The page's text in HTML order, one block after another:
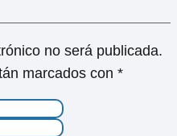
no será publicada.
marcados con *